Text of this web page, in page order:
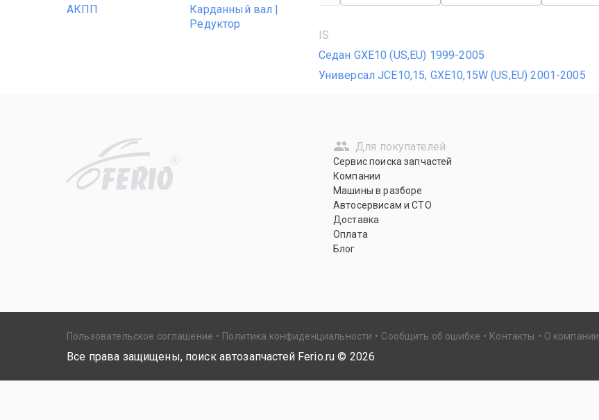
АКПП
Карданный вал |
Редуктор
IS
Седан GXE10 (US,EU) 1999-2005
Универсал JCE10,15, GXE10,15W (US,EU) 2001-2005
R
Для покупателей
Сервис поиска запчастей
Компании
Машины в разборе
Автосервисам и СТО
Доставка
Оплата
Блог
Пользовательское соглашение Политика конфиденциальности Сообщить об ошибке Контакты О компании
Все права защищены, поиск автозапчастей Ferio.ru © 2026